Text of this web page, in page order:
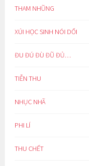
THAM NHŨNG
XÚI HỌC SINH NÓI DỐI
ĐU ĐÚ ĐÙ ĐŨ ĐỦ…
TIỄN THU
NHỤC NHÃ
PHI LÍ
THU CHẾT